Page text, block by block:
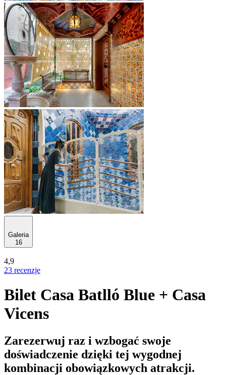
Galeria
16
4,9
23 recenzje
Bilet Casa Batlló Blue + Casa
Vicens
Zarezerwuj raz i wzbogać swoje
doświadczenie dzięki tej wygodnej
kombinacji obowiązkowych atrakcji.